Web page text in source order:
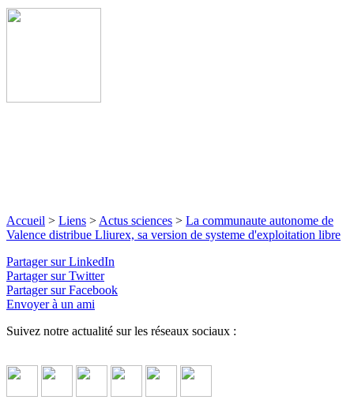
Accueil > Liens > Actus sciences > La communaute autonome de
Valence distribue Lliurex, sa version de systeme d'exploitation libre
Partager sur LinkedIn
Partager sur Twitter
Partager sur Facebook
Envoyer à un ami
Suivez notre actualité sur les réseaux sociaux :